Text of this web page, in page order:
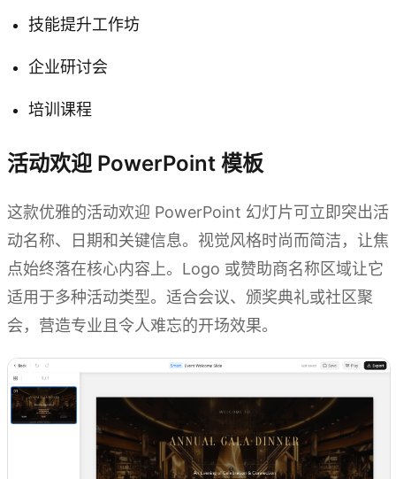
技能提升工作坊
企业研讨会
培训课程
活动欢迎 PowerPoint 模板
这款优雅的活动欢迎 PowerPoint 幻灯片可立即突出活
动名称、日期和关键信息。视觉风格时尚而简洁，让焦
点始终落在核心内容上。Logo 或赞助商名称区域让它
适用于多种活动类型。适合会议、颁奖典礼或社区聚
会，营造专业且令人难忘的开场效果。